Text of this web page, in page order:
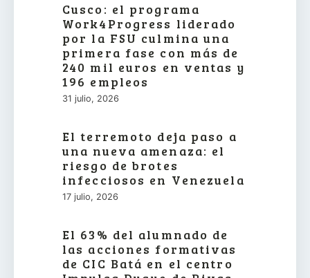
Cusco: el programa
Work4Progress liderado
por la FSU culmina una
primera fase con más de
240 mil euros en ventas y
196 empleos
31 julio, 2026
El terremoto deja paso a
una nueva amenaza: el
riesgo de brotes
infecciosos en Venezuela
17 julio, 2026
El 63% del alumnado de
las acciones formativas
de CIC Batá en el centro